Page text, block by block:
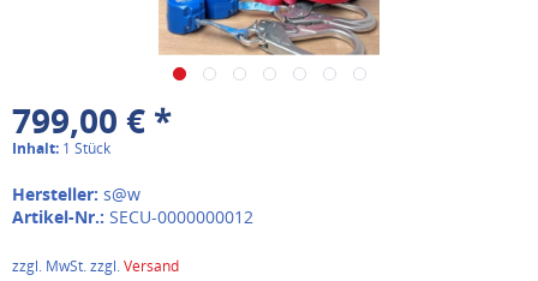
799,00 € *
Inhalt: 1 Stück
Hersteller: s@w
Artikel-Nr.: SECU-0000000012
zzgl. MwSt. zzgl.Versand